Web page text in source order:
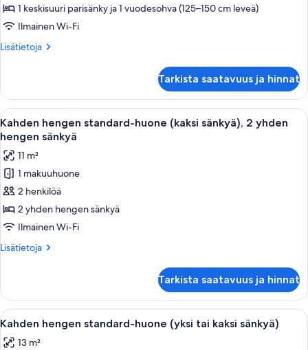
1 keskisuuri parisänky ja 1 vuodesohva (125–150 cm leveä)
Ilmainen Wi-Fi
Lisätietoja
Lisätietoja
Tarkista saatavuus ja hinnat
Avaa
kaikki
huonetyypin
Kahden
hengen
standard-
huone
(kaksi
sänkyä),
hengen
sänkyä
kuvat
Hotellihuone, jossa on kaksi
4
Kahden hengen standard-huone (kaksi sänkyä), 2 yhden
hengen sänkyä
11 m²
1 makuuhuone
2 henkilöä
2 yhden hengen sänkyä
Ilmainen Wi-Fi
Lisätietoja
Lisätietoja
standard-
huone
(kaksi
2
Tarkista saatavuus ja hinnat
Avaa
kaikki
Makuuhuone, jossa on sänky, kaksi
4
Kahden hengen standard-huone (yksi tai kaksi sänkyä)
13 m²